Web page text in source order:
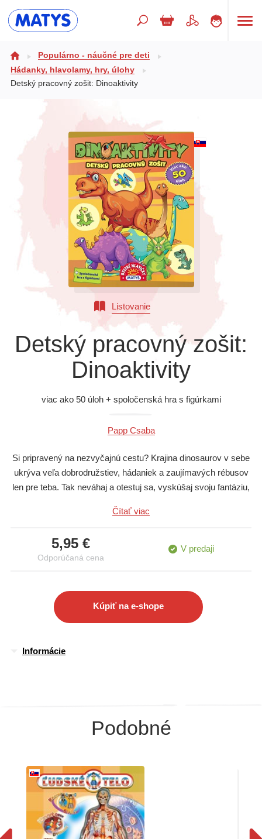
Doplnkový sortiment
Populárno - náučné pre deti
Výchova a pedagogika
Všetky kategórie
Populárno - náučné pre deti
Hádanky, hlavolamy, hry, úlohy
Detský pracovný zošit: Dinoaktivity
Listovanie
Detský pracovný zošit:
Dinoaktivity
viac ako 50 úloh + spoločenská hra s figúrkami
Papp Csaba
Si pripravený na nezvyčajnú cestu? Krajina dinosaurov v sebe
ukrýva veľa dobrodružstiev, hádaniek a zaujímavých rébusov
len pre teba. Tak neváhaj a otestuj sa, vyskúšaj svoju fantáziu,
Nájdeš tu aj dinokartičky (pexeso) a tiež spoločenskú hru.
Čítať viac
5,95 €
Odporúčaná cena
V predaji
Kúpiť na e-shope
Informácie
Podobné